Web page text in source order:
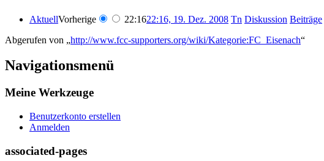
AktuellVorherige 22:1622:16, 19. Dez. 2008 Tn Diskussion Beiträge
Abgerufen von „http://www.fcc-supporters.org/wiki/Kategorie:FC_Eisenach“
Navigationsmenü
Meine Werkzeuge
Benutzerkonto erstellen
Anmelden
associated-pages